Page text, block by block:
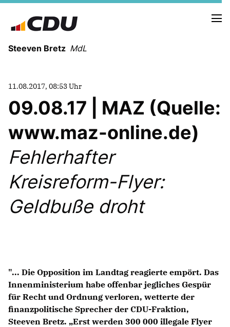
Steeven Bretz MdL
VITA
WAHLKREISBESUCHE
PRESSEFOTOS
MEIN BÜRGERBÜRO
MEIN WAHLKREIS
ZIELE
CDU Deutschland
CDU Fraktion im Brandenburger Landtag
CDU Brandenburg
CDU Potsdam
11.08.2017, 08:53 Uhr
09.08.17 | MAZ (Quelle:
www.maz-online.de)
Fehlerhafter
Kreisreform-Flyer:
Geldbuße droht
"... Die Opposition im Landtag reagierte empört. Das
Innenministerium habe offenbar jegliches Gespür
für Recht und Ordnung verloren, wetterte der
finanzpolitische Sprecher der CDU-Fraktion,
Steeven Bretz. „Erst werden 300 000 illegale Flyer